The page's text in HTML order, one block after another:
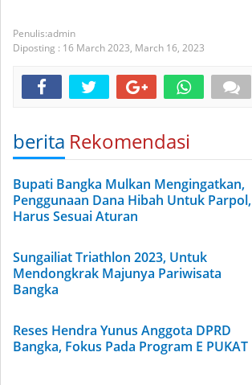
admin
Diposting : 16 March 2023, March 16, 2023
berita Rekomendasi
Bupati Bangka Mulkan Mengingatkan,
Penggunaan Dana Hibah Untuk Parpol,
Harus Sesuai Aturan
Sungailiat Triathlon 2023, Untuk
Mendongkrak Majunya Pariwisata
Bangka
Reses Hendra Yunus Anggota DPRD
Bangka, Fokus Pada Program E PUKAT